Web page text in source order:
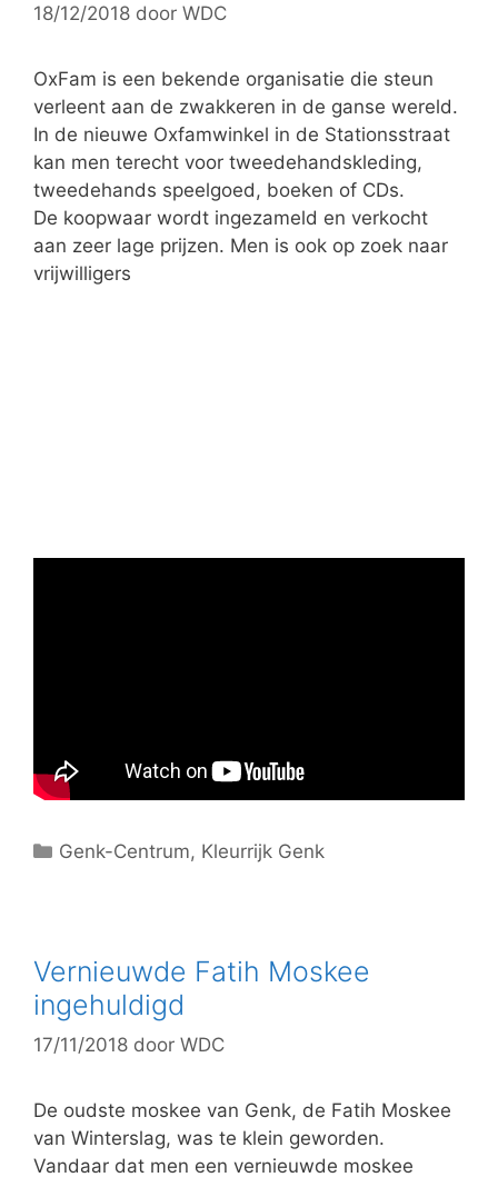
i
ë
n
18/12/2018 door WDC
OxFam is een bekende organisatie die steun
verleent aan de zwakkeren in de ganse wereld.
In de nieuwe Oxfamwinkel in de Stationsstraat
kan men terecht voor tweedehandskleding,
tweedehands speelgoed, boeken of CDs.
De koopwaar wordt ingezameld en verkocht
aan zeer lage prijzen. Men is ook op zoek naar
vrijwilligers
C
g
r
i
ë
n
Genk-Centrum, Kleurrijk Genk
Vernieuwde Fatih Moskee
ingehuldigd
17/11/2018 door WDC
De oudste moskee van Genk, de Fatih Moskee
van Winterslag, was te klein geworden.
Vandaar dat men een vernieuwde moskee